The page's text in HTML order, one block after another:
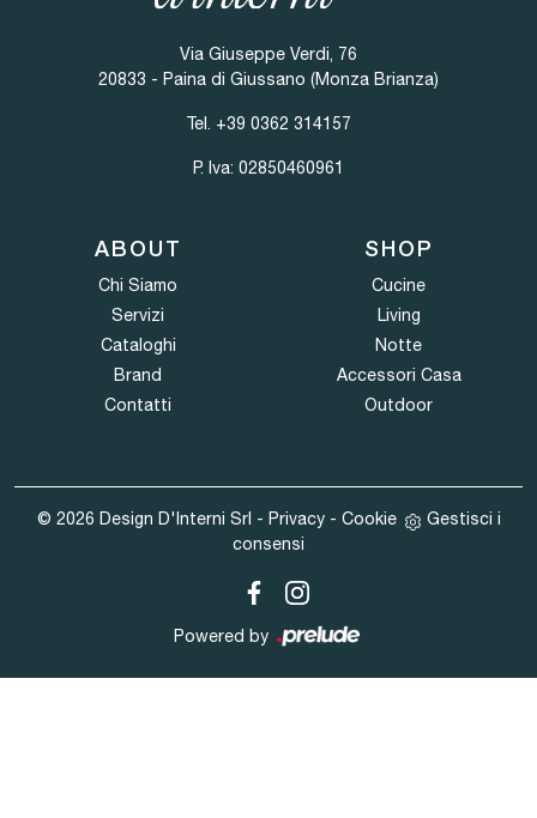
Via Giuseppe Verdi, 76
20833 - Paina di Giussano (Monza Brianza)
Tel. +39 0362 314157
P. Iva: 02850460961
ABOUT
Chi Siamo
Servizi
Cataloghi
Brand
Contatti
SHOP
Cucine
Living
Notte
Accessori Casa
Outdoor
© 2026 Design D'Interni Srl - Privacy- Cookie
Gestisci i
consensi
Powered by